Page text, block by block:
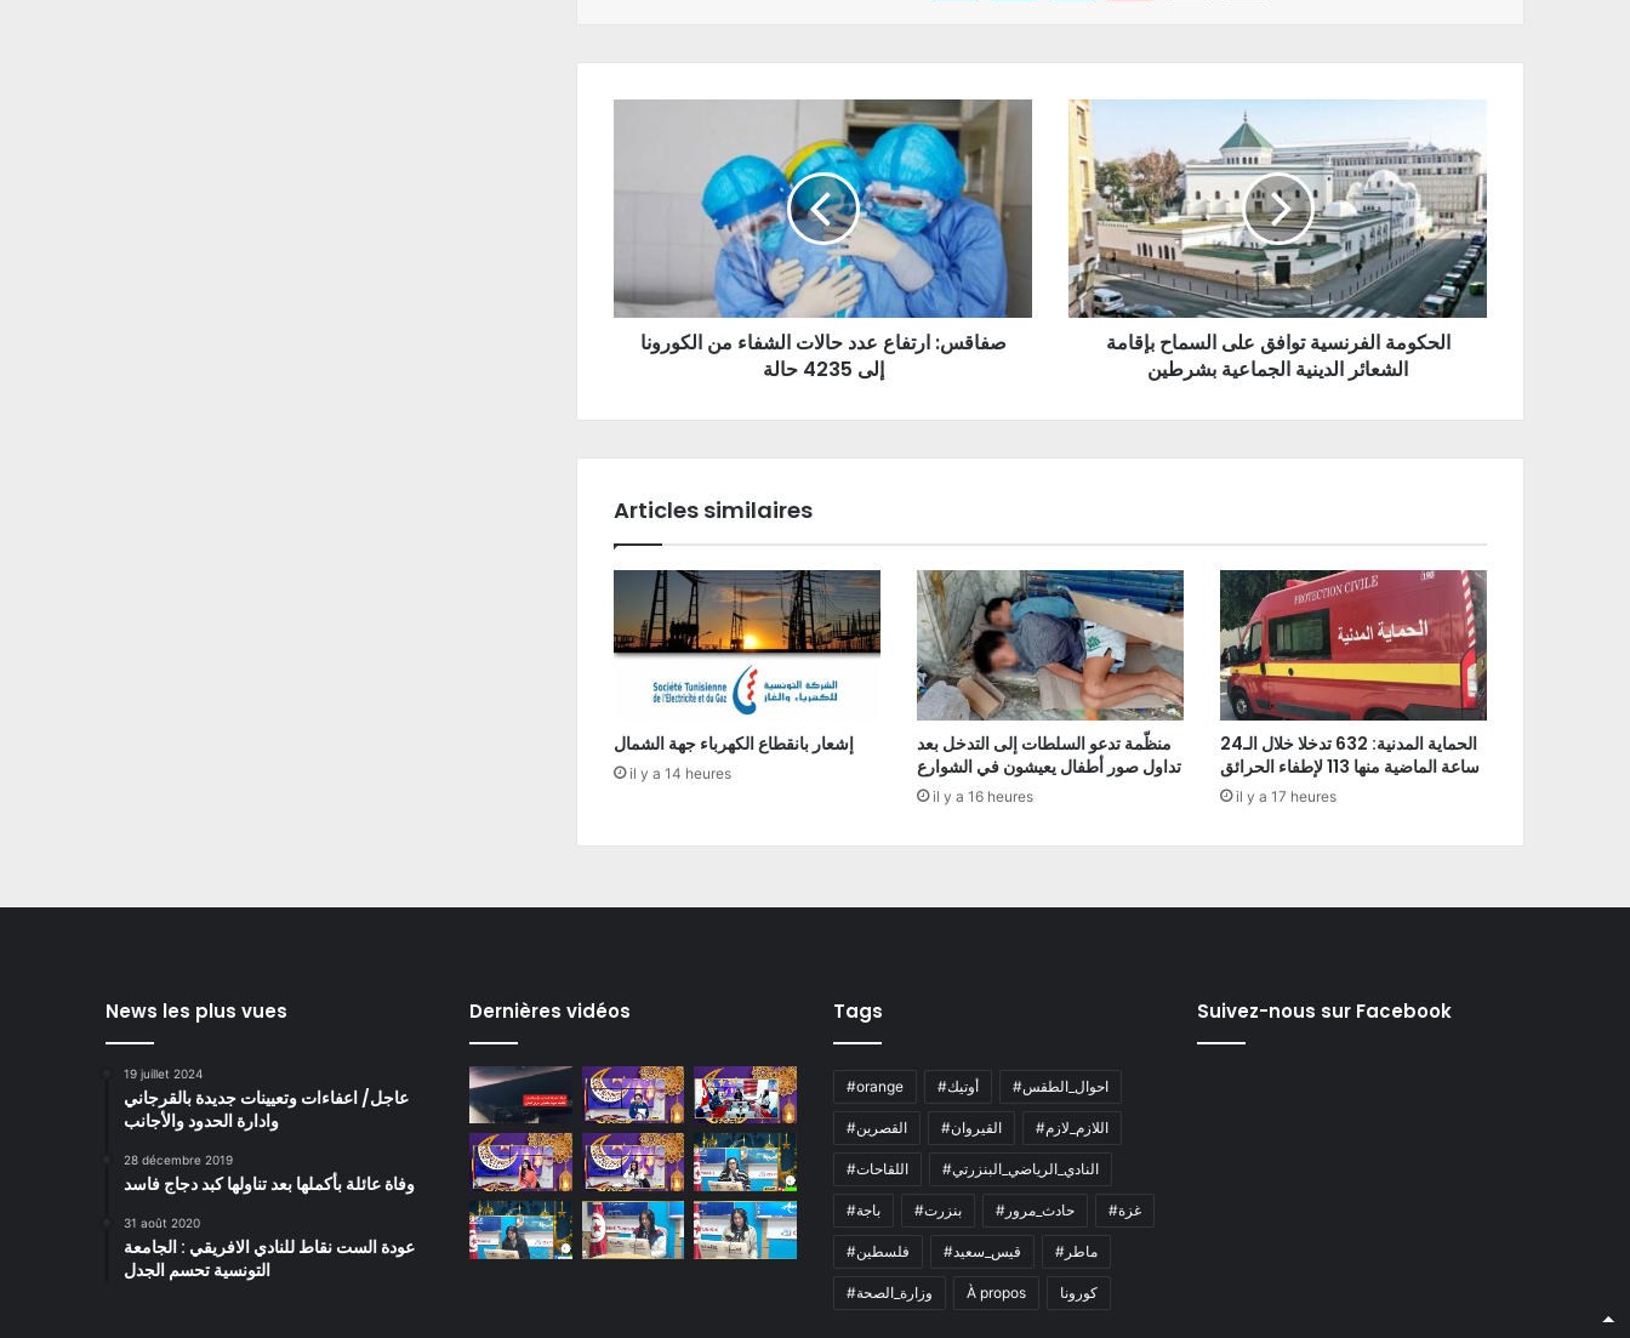
صفاقس: ارتفاع عدد حالات الشفاء من الكورونا
إلى 4235 حالة
الحكومة الفرنسية توافق على السماح بإقامة
الشعائر الدينية الجماعية بشرطين
Articles similaires
إشعار بانقطاع الكهرباء جهة الشمال
il y a 14 heures
منظّمة تدعو السلطات إلى التدخل بعد
تداول صور أطفال يعيشون في الشوارع
il y a 16 heures
الحماية المدنية: 632 تدخلا خلال الـ24
ساعة الماضية منها 113 لإطفاء الحرائق
il y a 17 heures
News les plus vues
19 juillet 2024
عاجل/ اعفاءات وتعيينات جديدة بالقرجاني
وادارة الحدود والأجانب
28 décembre 2019
وفاة عائلة بأكملها بعد تناولها كبد دجاج فاسد
31 août 2020
عودة الست نقاط للنادي الافريقي : الجامعة
التونسية تحسم الجدل
Dernières vidéos Tags
#orange #أوتيك #احوال_الطقس
#القصرين #القيروان #اللازم_لازم
#اللقاحات #النادي_الرياضي_البنزرتي
#باجة #بنزرت #حادث_مرور #غزة
#فلسطين #قيس_سعيد #ماطر
#وزارة_الصحة À propos كورونا
Suivez-nous sur Facebook